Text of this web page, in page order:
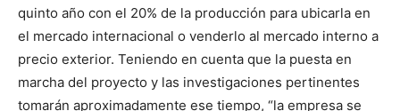
quinto año con el 20% de la producción para ubicarla en
el mercado internacional o venderlo al mercado interno a
precio exterior. Teniendo en cuenta que la puesta en
marcha del proyecto y las investigaciones pertinentes
tomarán aproximadamente ese tiempo, “la empresa se